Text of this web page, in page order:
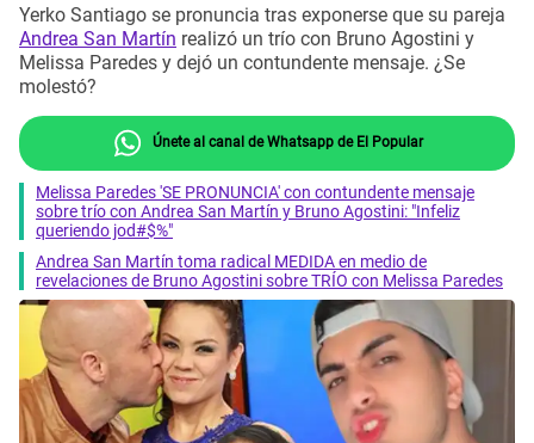
Yerko Santiago se pronuncia tras exponerse que su pareja
Andrea San Martín realizó un trío con Bruno Agostini y
Melissa Paredes y dejó un contundente mensaje. ¿Se
molestó?
Únete al canal de Whatsapp de El Popular
Melissa Paredes 'SE PRONUNCIA' con contundente mensaje
sobre trío con Andrea San Martín y Bruno Agostini: "Infeliz
queriendo jod#$%"
Andrea San Martín toma radical MEDIDA en medio de
revelaciones de Bruno Agostini sobre TRÍO con Melissa Paredes